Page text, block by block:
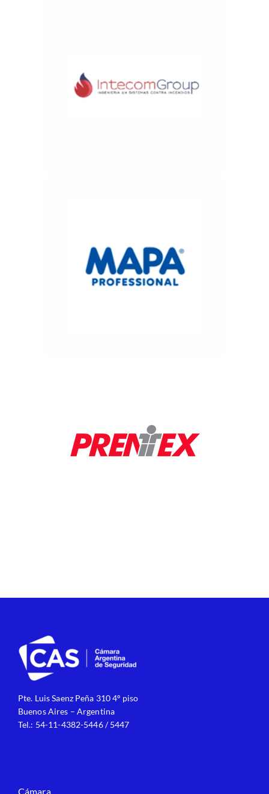
Pte. Luis Saenz Peña 310 4º piso
Buenos Aires – Argentina
Tel.: 54-11-4382-5446 / 5447
Cámara